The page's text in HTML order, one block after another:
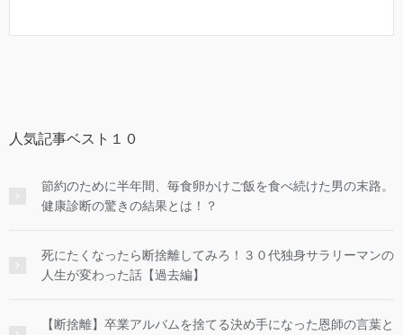
人気記事ベスト１０
節約のために半年間、毎食卵かけご飯を食べ続けた男の末路。
健康診断の驚きの結果とは！？
死にたくなったら断捨離してみろ！３０代独身サラリーマンの
人生が変わった話【過去編】
【断捨離】卒業アルバムを捨てる決め手になった恩師の言葉と